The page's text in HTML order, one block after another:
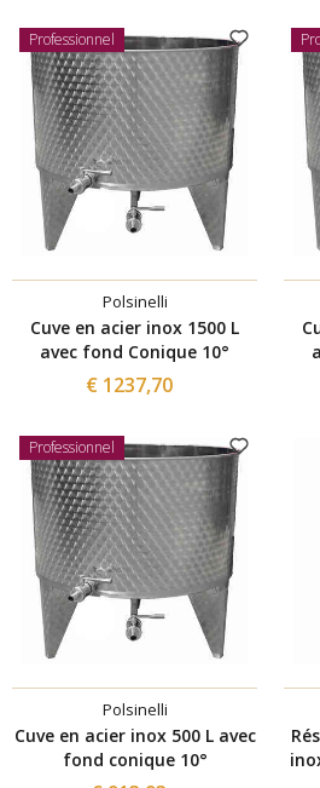
Professionnel
Polsinelli
Cuve en acier inox 1500 L
avec fond Conique 10°
€ 1237,70
Professionnel
Polsinelli
Cuve en acier inox 500 L avec
fond conique 10°